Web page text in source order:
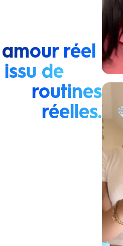
réel
issu de
routines
réelles.
Lire la